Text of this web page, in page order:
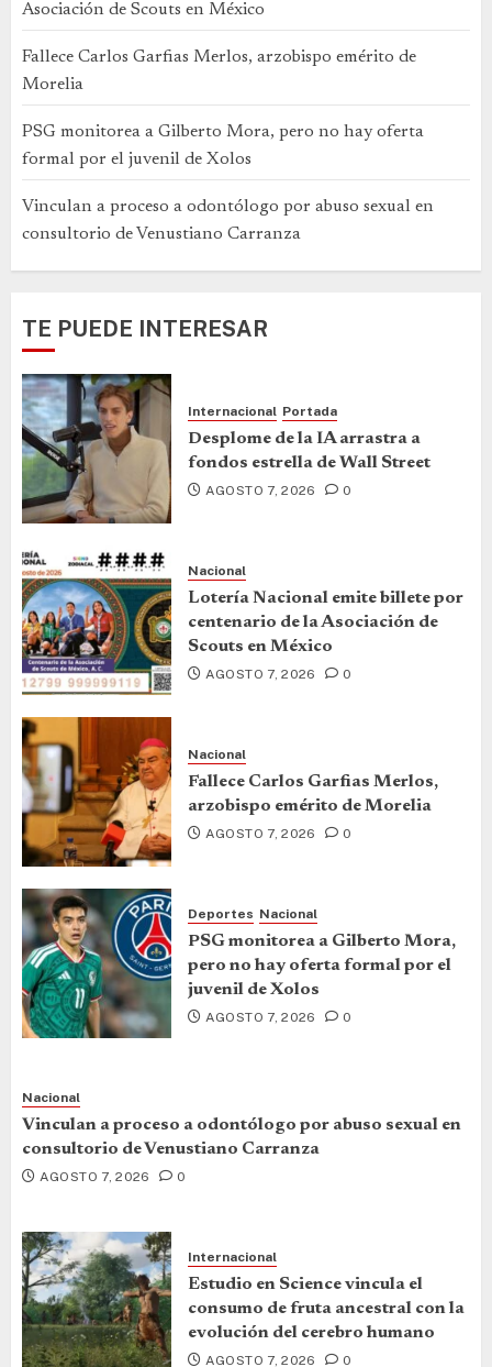
Asociación de Scouts en México
Fallece Carlos Garfias Merlos, arzobispo emérito de
Morelia
PSG monitorea a Gilberto Mora, pero no hay oferta
formal por el juvenil de Xolos
Vinculan a proceso a odontólogo por abuso sexual en
consultorio de Venustiano Carranza
TE PUEDE INTERESAR
Internacional Portada
Desplome de la IA arrastra a
fondos estrella de Wall Street
AGOSTO 7, 2026 0
Nacional
Lotería Nacional emite billete por
centenario de la Asociación de
Scouts en México
AGOSTO 7, 2026 0
Nacional
Fallece Carlos Garfias Merlos,
arzobispo emérito de Morelia
AGOSTO 7, 2026 0
Deportes Nacional
PSG monitorea a Gilberto Mora,
pero no hay oferta formal por el
juvenil de Xolos
AGOSTO 7, 2026 0
Nacional
Vinculan a proceso a odontólogo por abuso sexual en
consultorio de Venustiano Carranza
AGOSTO 7, 2026 0
Internacional
Estudio en Science vincula el
consumo de fruta ancestral con la
evolución del cerebro humano
AGOSTO 7, 2026 0